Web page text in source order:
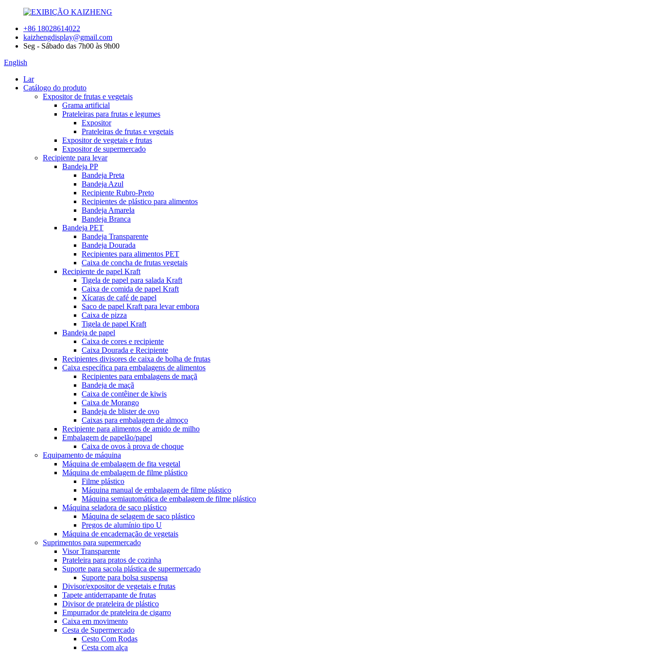
+86 18028614022
kaizhengdisplay@gmail.com
Seg - Sábado das 7h00 às 9h00
English
Lar
Catálogo do produto
Expositor de frutas e vegetais
Grama artificial
Prateleiras para frutas e legumes
Expositor
Prateleiras de frutas e vegetais
Expositor de vegetais e frutas
Expositor de supermercado
Recipiente para levar
Bandeja PP
Bandeja Preta
Bandeja Azul
Recipiente Rubro-Preto
Recipientes de plástico para alimentos
Bandeja Amarela
Bandeja Branca
Bandeja PET
Bandeja Transparente
Bandeja Dourada
Recipientes para alimentos PET
Caixa de concha de frutas vegetais
Recipiente de papel Kraft
Tigela de papel para salada Kraft
Caixa de comida de papel Kraft
Xícaras de café de papel
Saco de papel Kraft para levar embora
Caixa de pizza
Tigela de papel Kraft
Bandeja de papel
Caixa de cores e recipiente
Caixa Dourada e Recipiente
Recipientes divisores de caixa de bolha de frutas
Caixa específica para embalagens de alimentos
Recipientes para embalagens de maçã
Bandeja de maçã
Caixa de contêiner de kiwis
Caixa de Morango
Bandeja de blister de ovo
Caixas para embalagem de almoço
Recipiente para alimentos de amido de milho
Embalagem de papelão/papel
Caixa de ovos à prova de choque
Equipamento de máquina
Máquina de embalagem de fita vegetal
Máquina de embalagem de filme plástico
Filme plástico
Máquina manual de embalagem de filme plástico
Máquina semiautomática de embalagem de filme plástico
Máquina seladora de saco plástico
Máquina de selagem de saco plástico
Pregos de alumínio tipo U
Máquina de encadernação de vegetais
Suprimentos para supermercado
Visor Transparente
Prateleira para pratos de cozinha
Suporte para sacola plástica de supermercado
Suporte para bolsa suspensa
Divisor/expositor de vegetais e frutas
Tapete antiderrapante de frutas
Divisor de prateleira de plástico
Empurrador de prateleira de cigarro
Caixa em movimento
Cesta de Supermercado
Cesto Com Rodas
Cesta com alça